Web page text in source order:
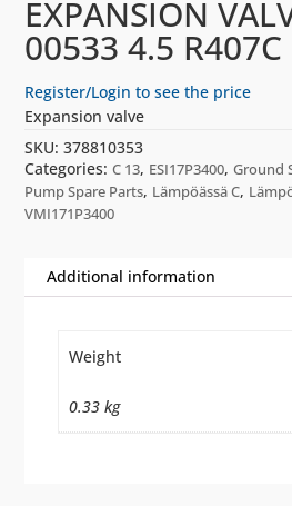
EXPANSION
00533 4.5 R407C
Register/Login to see the price
Expansion valve
SKU:378810353
Categories:C 13, ESI17P3400,Ground
Pump Spare Parts, Lämpöässä C,
VMI171P3400
Additional information
Weight
0.33 kg